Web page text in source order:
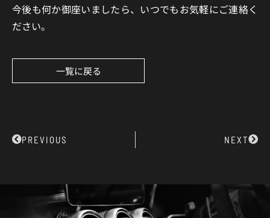
今後も何か御座いましたら、いつでもお気軽にご連絡く
ださい。
一覧に戻る
PrevPREVIOUS NEXTNext